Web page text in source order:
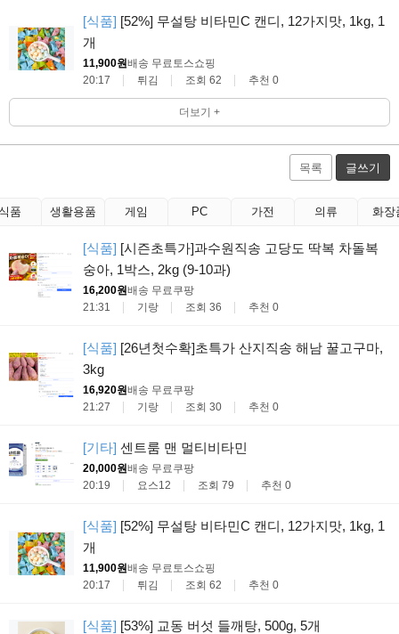
[식품] [52%] 무설탕 비타민C 캔디, 12가지맛, 1kg, 1
개
11,900원배송 무료 토스쇼핑
20:17
튀김 조회 62 추천 0
더보기 +
목록 글쓰기
품 생활용품 게임 PC 가전 의류 화장
[식품] [시즌초특가]과수원직송 고당도 딱복 차돌복
숭아, 1박스, 2kg (9-10과)
16,200원배송 무료 쿠팡
21:31
기랑 조회 36 추천 0
[식품] [26년첫수확]초특가 산지직송 해남 꿀고구마,
3kg
16,920원배송 무료 쿠팡
21:27
기랑 조회 30 추천 0
[기타] 센트룸 맨 멀티비타민
20,000원배송 무료 쿠팡
20:19
요스12 조회 79 추천 0
[식품] [52%] 무설탕 비타민C 캔디, 12가지맛, 1kg, 1
개
11,900원배송 무료 토스쇼핑
20:17
튀김 조회 62 추천 0
[식품] [53%] 교동 버섯 들깨탕, 500g, 5개